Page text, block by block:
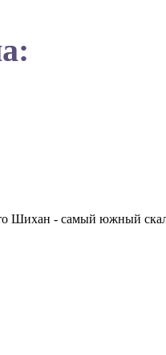
Шихан - самый южный